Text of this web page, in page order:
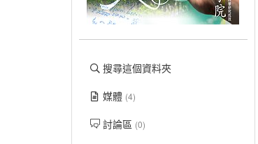
搜尋這個資料夾
媒體 (4)
討論區 (0)